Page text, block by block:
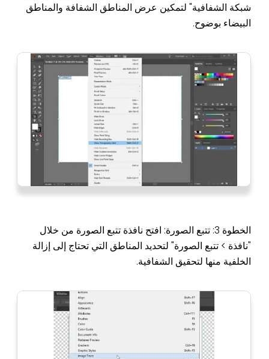
شبكة الشفافية" لتمكين عرض المناطق الشفافة والمناطق
البيضاء بوضوح.
الخطوة 3: تتبع الصورة: افتح نافذة تتبع الصورة من خلال
"نافذة > تتبع الصورة" لتحديد المناطق التي تحتاج إلى إزالة
الخلفية منها لتحقيق الشفافية.